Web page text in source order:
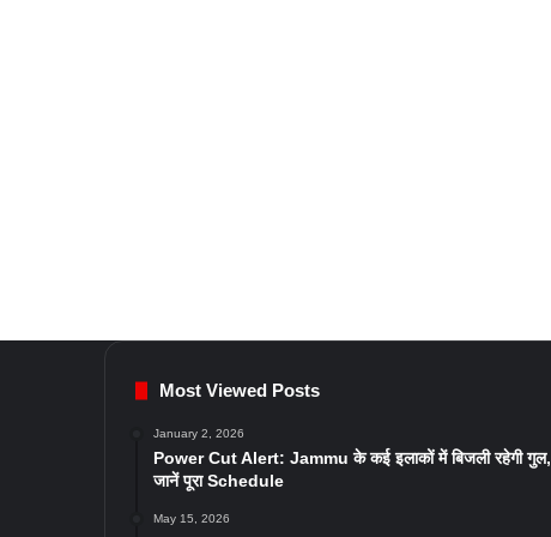
Most Viewed Posts
January 2, 2026
Power Cut Alert: Jammu के कई इलाकों में बिजली रहेगी गुल,
जानें पूरा Schedule
May 15, 2026